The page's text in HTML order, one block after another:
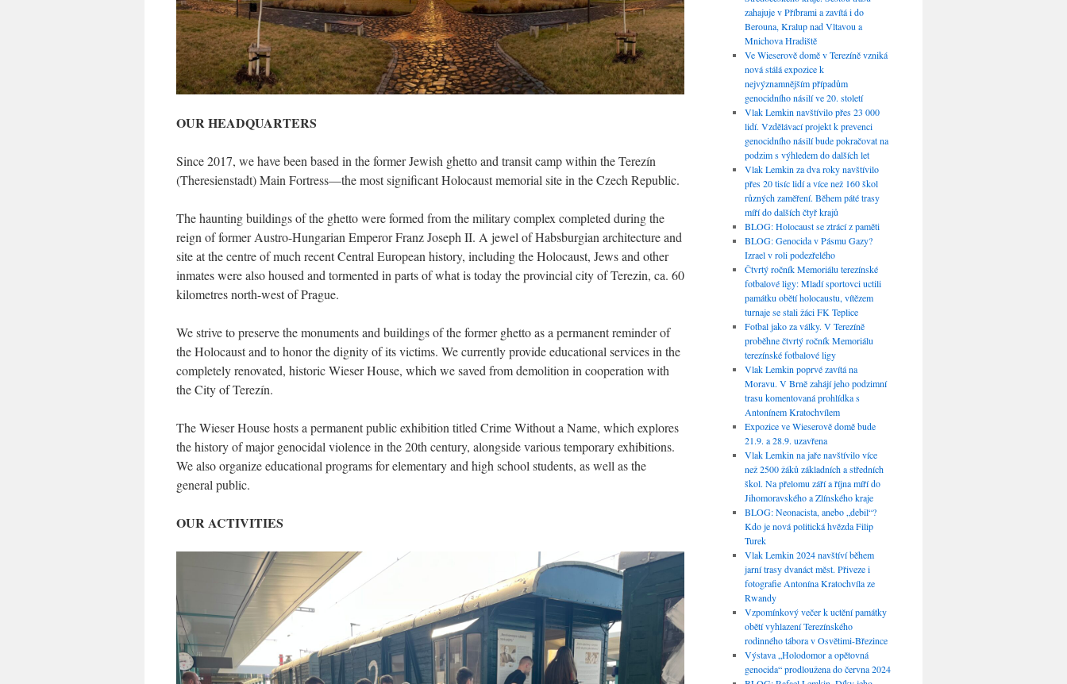
OUR HEADQUARTERS
Since 2017, we have been based in the former Jewish ghetto and transit camp within the Terezín
(Theresienstadt) Main Fortress—the most significant Holocaust memorial site in the Czech Republic.
The haunting buildings of the ghetto were formed from the military complex completed during the
reign of former Austro-Hungarian Emperor Franz Joseph II. A jewel of Habsburgian architecture and
site at the centre of much recent Central European history, including the Holocaust, Jews and other
inmates were also housed and tormented in parts of what is today the provincial city of Terezin, ca. 60
kilometres north-west of Prague.
We strive to preserve the monuments and buildings of the former ghetto as a permanent reminder of
the Holocaust and to honor the dignity of its victims. We currently provide educational services in the
completely renovated, historic Wieser House, which we saved from demolition in cooperation with
the City of Terezín.
The Wieser House hosts a permanent public exhibition titled Crime Without a Name, which explores
the history of major genocidal violence in the 20th century, alongside various temporary exhibitions.
We also organize educational programs for elementary and high school students, as well as the
general public.
OUR ACTIVITIES
zahajuje v Příbrami a zavítá i do
Berouna, Kralup nad Vltavou a
Mnichova Hradiště
Ve Wieserově domě v Terezíně vzniká
nová stálá expozice k
nejvýznamnějším případům
genocidního násilí ve 20. století
Vlak Lemkin navštívilo přes 23 000
lidí. Vzdělávací projekt k prevenci
genocidního násilí bude pokračovat na
podzim s výhledem do dalších let
Vlak Lemkin za dva roky navštívilo
přes 20 tisíc lidí a více než 160 škol
různých zaměření. Během páté trasy
míří do dalších čtyř krajů
BLOG: Holocaust se ztrácí z paměti
BLOG: Genocida v Pásmu Gazy?
Izrael v roli podezřelého
Čtvrtý ročník Memoriálu terezínské
fotbalové ligy: Mladí sportovci uctili
památku obětí holocaustu, vítězem
turnaje se stali žáci FK Teplice
Fotbal jako za války. V Terezíně
proběhne čtvrtý ročník Memoriálu
terezínské fotbalové ligy
Vlak Lemkin poprvé zavítá na
Moravu. V Brně zahájí jeho podzimní
trasu komentovaná prohlídka s
Antonínem Kratochvílem
Expozice ve Wieserově domě bude
21.9. a 28.9. uzavřena
Vlak Lemkin na jaře navštívilo více
než 2500 žáků základních a středních
škol. Na přelomu září a října míří do
Jihomoravského a Zlínského kraje
BLOG: Neonacista, anebo „debil“?
Kdo je nová politická hvězda Filip
Turek
Vlak Lemkin 2024 navštíví během
jarní trasy dvanáct měst. Přiveze i
fotografie Antonína Kratochvíla ze
Rwandy
Vzpomínkový večer k uctění památky
obětí vyhlazení Terezínského
rodinného tábora v Osvětimi-Březince
Výstava „Holodomor a opětovná
genocida“ prodloužena do června 2024